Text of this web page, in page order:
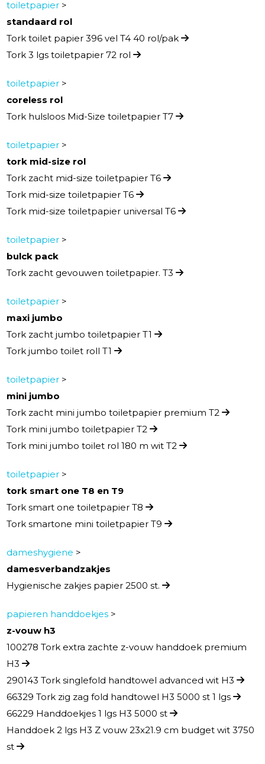
toiletpapier >
standaard rol
Tork toilet papier 396 vel T4 40 rol/pak
Tork 3 lgs toiletpapier 72 rol
toiletpapier >
coreless rol
Tork hulsloos Mid-Size toiletpapier T7
toiletpapier >
tork mid-size rol
Tork zacht mid-size toiletpapier T6
Tork mid-size toiletpapier T6
Tork mid-size toiletpapier universal T6
toiletpapier >
bulck pack
Tork zacht gevouwen toiletpapier. T3
toiletpapier >
maxi jumbo
Tork zacht jumbo toiletpapier T1
Tork jumbo toilet roll T1
toiletpapier >
mini jumbo
Tork zacht mini jumbo toiletpapier premium T2
Tork mini jumbo toiletpapier T2
Tork mini jumbo toilet rol 180 m wit T2
toiletpapier >
tork smart one T8 en T9
Tork smart one toiletpapier T8
Tork smartone mini toiletpapier T9
dameshygiene >
damesverbandzakjes
Hygienische zakjes papier 2500 st.
papieren handdoekjes >
z-vouw h3
100278 Tork extra zachte z-vouw handdoek premium
H3
290143 Tork singlefold handtowel advanced wit H3
66329 Tork zig zag fold handtowel H3 5000 st 1 lgs
66229 Handdoekjes 1 lgs H3 5000 st
Handdoek 2 lgs H3 Z vouw 23x21.9 cm budget wit 3750
st